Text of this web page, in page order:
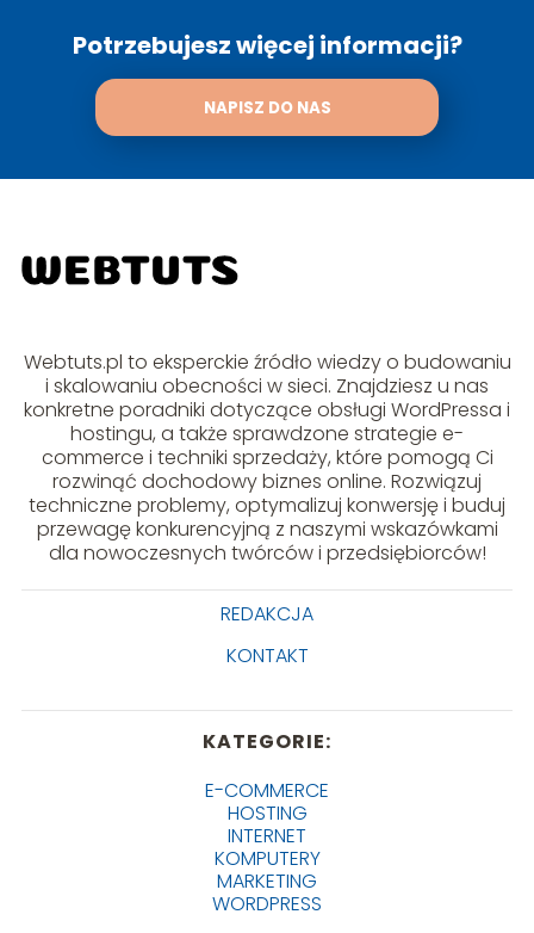
Potrzebujesz więcej informacji?
NAPISZ DO NAS
Webtuts.pl to eksperckie źródło wiedzy o budowaniu
i skalowaniu obecności w sieci. Znajdziesz u nas
konkretne poradniki dotyczące obsługi WordPressa i
hostingu, a także sprawdzone strategie e-
commerce i techniki sprzedaży, które pomogą Ci
rozwinąć dochodowy biznes online. Rozwiązuj
techniczne problemy, optymalizuj konwersję i buduj
przewagę konkurencyjną z naszymi wskazówkami
dla nowoczesnych twórców i przedsiębiorców!
REDAKCJA
KONTAKT
KATEGORIE:
E-COMMERCE
HOSTING
INTERNET
KOMPUTERY
MARKETING
WORDPRESS